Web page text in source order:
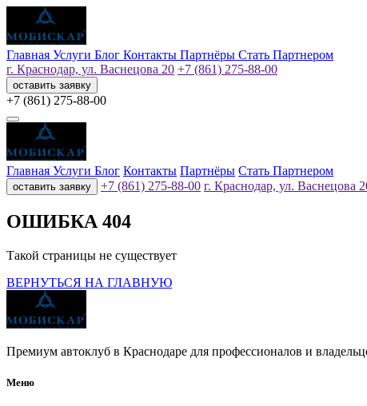
Главная Услуги Блог Контакты Партнёры Стать Партнером
г. Краснодар, ул. Васнецова 20 +7 (861) 275-88-00
оставить заявку
+7 (861) 275-88-00
Главная Услуги Блог Контакты Партнёры Стать Партнером
оставить заявку +7 (861) 275-88-00 г. Краснодар, ул. Васнецова
ОШИБКА 404
Такой страницы не существует
ВЕРНУТЬСЯ НА ГЛАВНУЮ
Премиум автоклуб в Краснодаре для профессионалов и
Меню